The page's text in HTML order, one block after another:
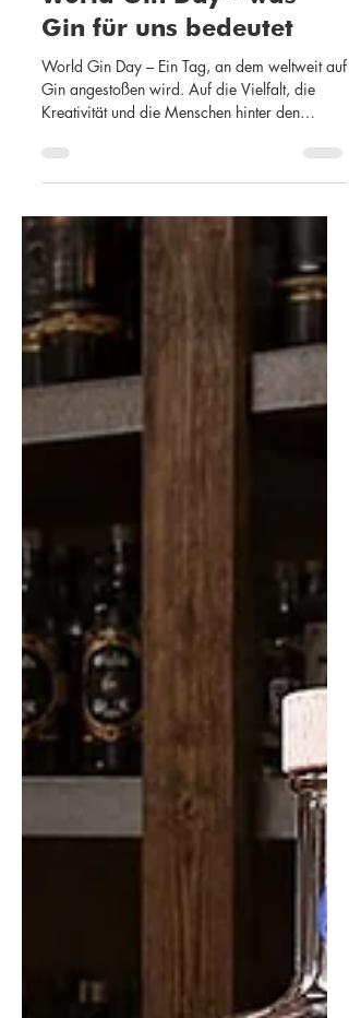
World Gin Day – was
Gin für uns bedeutet
World Gin Day – Ein Tag, an dem weltweit auf
Kreativität und die Menschen hinter den
Flaschen.